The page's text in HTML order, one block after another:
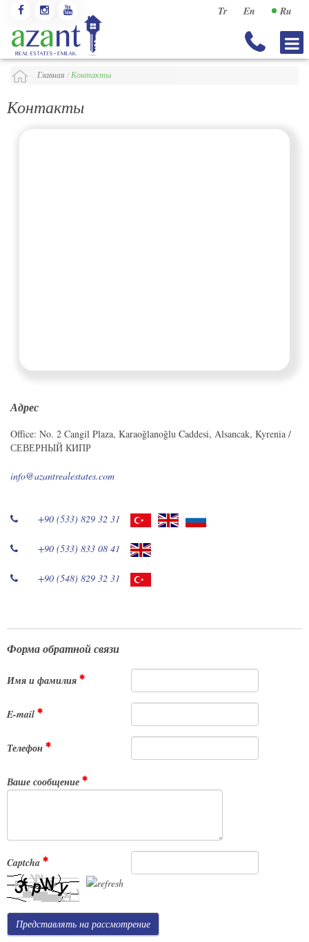
Tr En Ru
Главная / Контакты
Контакты
Адрес
Office: No. 2 Cangil Plaza, Karaoğlanoğlu Caddesi, Alsancak, Kyrenia /
СЕВЕРНЫЙ КИПР
info@azantrealestates.com
+90 (533) 829 32 31
+90 (533) 833 08 41
+90 (548) 829 32 31
Форма обратной связи
Имя и фамилия
E-mail
Телефон
Ваше сообщение
Captcha